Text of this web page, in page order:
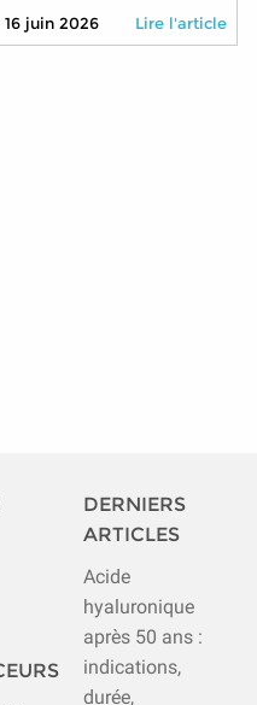
moindre coût
16 juin 2026 Lire l'article
DERNIERS
ARTICLES
Acide
hyaluronique
après 50 ans :
indications,
durée,